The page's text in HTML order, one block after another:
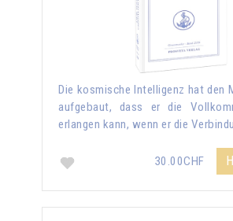
Die kosmische Intelligenz hat den
aufgebaut, dass er die
erlangen kann, wenn er die
30.00CHF